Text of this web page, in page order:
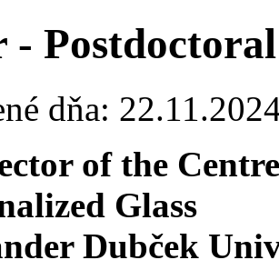
-
dňa:
of the
Glass
Dubček